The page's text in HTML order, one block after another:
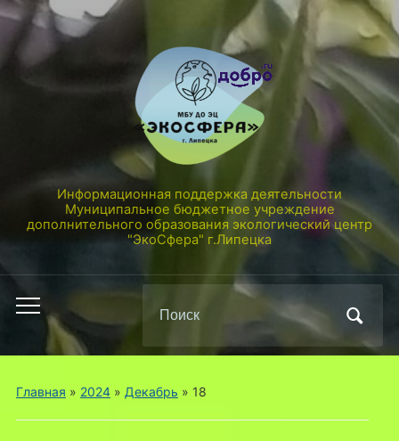
Информационная поддержка деятельности
Муниципальное бюджетное учреждение
дополнительного образования экологический центр
"ЭкоСфера" г.Липецка
Переключить
мобильное
меню
по:
Главная » 2024» Декабрь » 18